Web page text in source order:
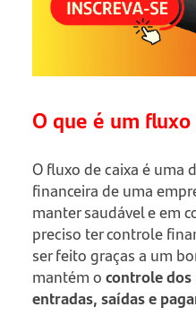
O que é um fluxo
O fluxo de caixa é uma
financeira de uma
manter saudável e em
preciso ter controle
ser feito graças a um
mantém ocontrole dos
entradas, saídas e